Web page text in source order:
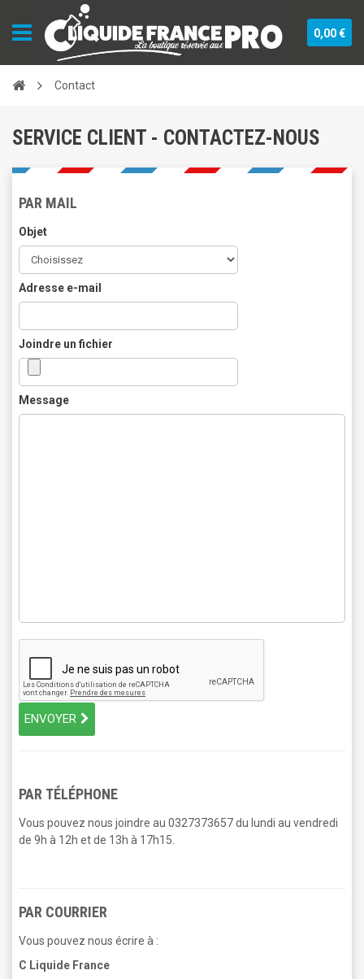
0,00 €
Contact
SERVICE CLIENT - CONTACTEZ-NOUS
PAR MAIL
Objet
Adresse e-mail
Joindre un fichier
Message
ENVOYER
PAR TÉLÉPHONE
Vous pouvez nous joindre au 0327373657 du lundi au vendredi
de 9h à 12h et de 13h à 17h15.
PAR COURRIER
Vous pouvez nous écrire à :
C Liquide France